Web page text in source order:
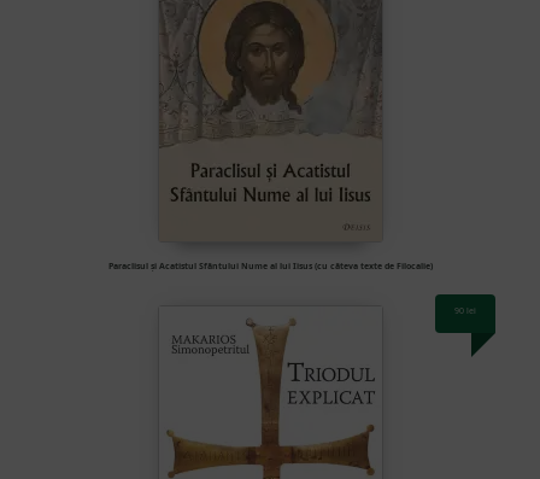
Paraclisul și Acatistul Sfântului Nume al lui Iisus (cu câteva texte de Filocalie)
90lei